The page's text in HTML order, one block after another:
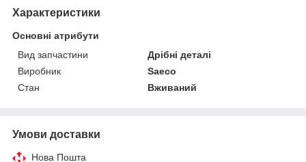
Характеристики
Основні атрибути
Вид запчастини
Дрібні деталі
Виробник
Saeco
Стан
Вживаний
Умови доставки
Нова Пошта